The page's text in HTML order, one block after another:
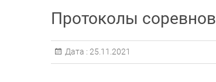
Протоколы
Дата : 25.11.2021